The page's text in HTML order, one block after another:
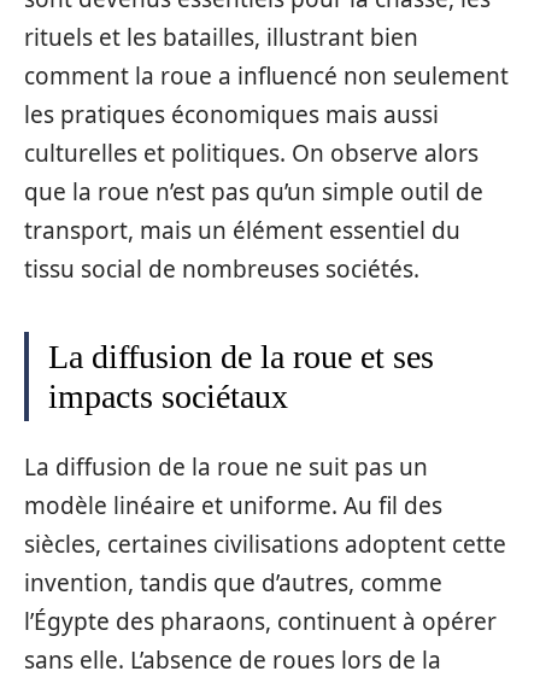
rituels et les batailles, illustrant bien
comment la roue a influencé non seulement
les pratiques économiques mais aussi
culturelles et politiques. On observe alors
que la roue n’est pas qu’un simple outil de
transport, mais un élément essentiel du
tissu social de nombreuses sociétés.
La diffusion de la roue et ses
impacts sociétaux
La diffusion de la roue ne suit pas un
modèle linéaire et uniforme. Au fil des
siècles, certaines civilisations adoptent cette
invention, tandis que d’autres, comme
l’Égypte des pharaons, continuent à opérer
sans elle. L’absence de roues lors de la